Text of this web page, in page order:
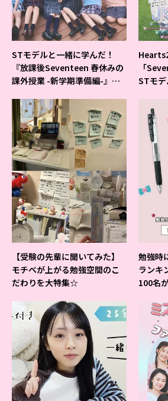
STモデルと一緒に学んだ！
『放課後Seventeen 春休みの
課外授業 -新学期準備編-』イ
「
STモ
【受験の先輩に聞いてみた】
モチベが上がる勉強空間のこ
だわりを大特集☆
勉強時
ランキ
100名